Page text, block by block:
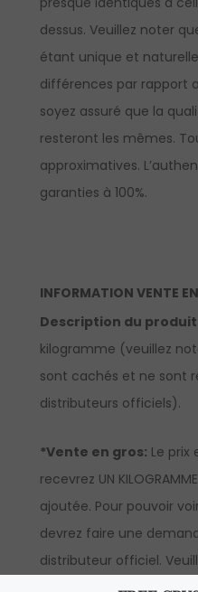
dessus. Veuillez noter
étant unique et
différences par rapport
soyez assuré que la
resteront les mêmes.
approximatives.
garanties à 100%.
INFORMATION VENTE
Description du
kilogramme (veuillez
sont cachés et ne sont
distributeurs officiels).
*Vente en gros: Le prix
recevrez UN
ajoutée. Pour pouvoir
devrez faire une
distributeur officiel.
minimum à